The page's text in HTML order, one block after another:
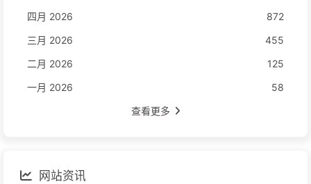
四月 2026
872
三月 2026
455
二月 2026
125
一月 2026
58
查看更多
网站资讯